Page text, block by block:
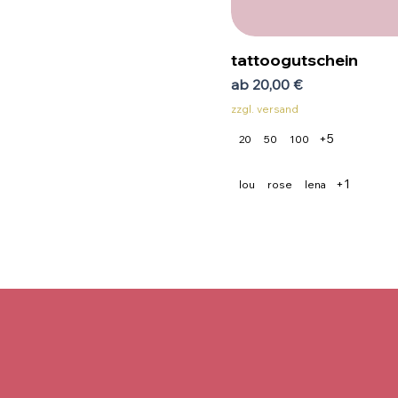
tattoogutschein
ab 20,00 €
sale-preis
zzgl. versand
20 50 100 +5
lou rose lena +1